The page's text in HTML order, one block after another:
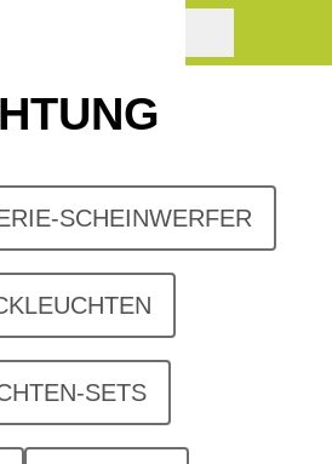
SCHEINWERFER
SETS